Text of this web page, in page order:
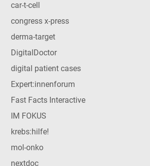
car-t-cell
congress x-press
derma-target
DigitalDoctor
digital patient cases
Expert:innenforum
Fast Facts Interactive
IM FOKUS
krebs:hilfe!
mol-onko
nextdoc